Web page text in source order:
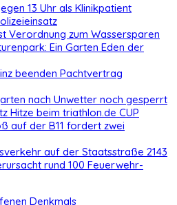
13 Uhr als Klinikpatient
Verordnung zum Wassersparen
Ein Garten Eden der
beenden Pachtvertrag
nach Unwetter noch gesperrt
Hitze beim triathlon.de CUP
auf der B11 fordert zwei
auf der Staatsstraße 2143
rund 100 Feuerwehr-